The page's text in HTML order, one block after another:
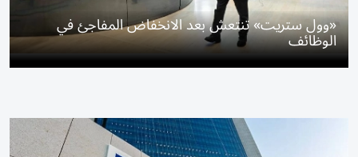
«وول ستريت» تنتعش بعد الانخفاض المفاجئ في
الوظائف